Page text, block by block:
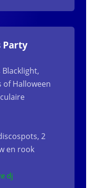
Party
of Halloween
2
en rook
dj